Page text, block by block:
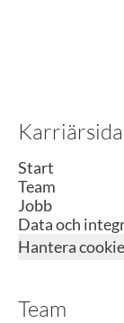
Karriärsida
Start
Team
Jobb
Data och
Hantera
Team